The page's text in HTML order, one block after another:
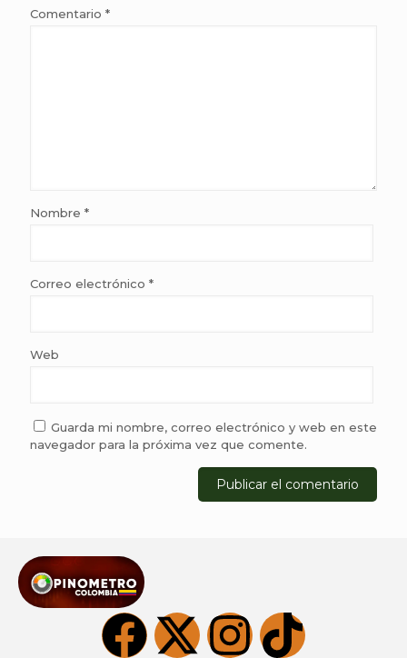
Comentario *
Nombre *
Correo electrónico *
Web
Guarda mi nombre, correo electrónico y web en este
navegador para la próxima vez que comente.